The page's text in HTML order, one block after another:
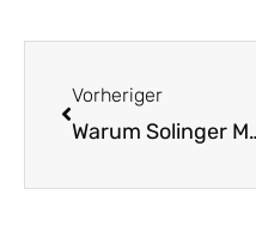
Vorheriger
Warum Solinger